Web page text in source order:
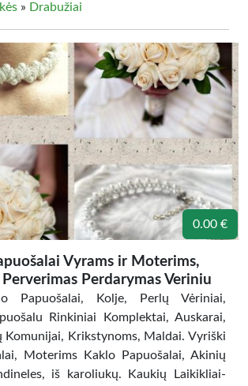
» Drabužiai
0.00 €
Vyrams ir Moterims,
Perverimas Perdarymas Veriniu
Papuošalai, Kolje, Perlų Vėriniai,
Rinkiniai Komplektai, Auskarai,
Komunijai, Krikstynoms, Maldai. Vyriški
Moterims Kaklo Papuošalai, Akinių
iš karoliukų. Kaukių Laikikliai-